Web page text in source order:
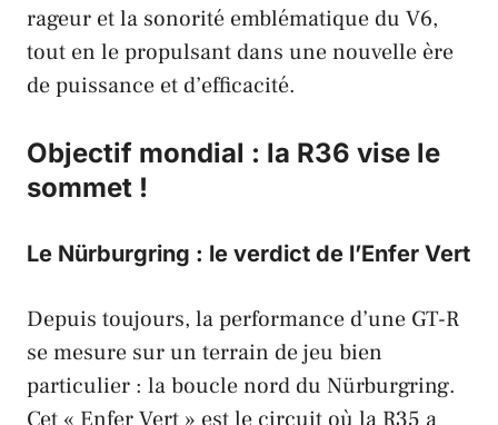
rageur et la sonorité emblématique du V6,
tout en lepropulsant dans une nouvelle ère
de puissance et d’efficacité.
Objectif mondial : la R36 vise le
sommet !
Le Nürburgring : le verdict de l’Enfer Vert
Depuis toujours, laperformance d’une GT-R
se mesure sur un terrain de jeu bien
particulier : laboucle nord du Nürburgring.
Cet « Enfer Vert » est le circuit où la R35 a